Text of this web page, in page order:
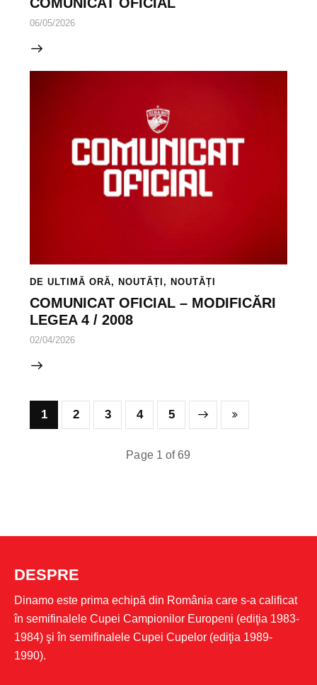
06/05/2026
DE ULTIMĂ ORĂ,NOUTĂȚI ,NOUTĂȚI
COMUNICAT OFICIAL – MODIFICĂRI
LEGEA 4 / 2008
02/04/2026
1 2 3 4 5
Next Last
Page 1 of 69
DESPRE
Dinamo este prima echipă din România care s-a calificat
în semifinalele Cupei Campionilor Europeni (ediţia 1983-
1984) şi în semifinalele Cupei Cupelor (ediţia 1989-
1990).